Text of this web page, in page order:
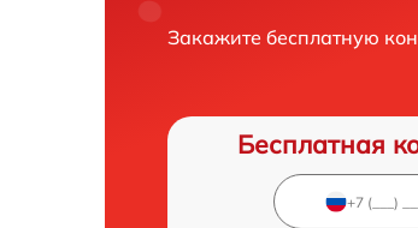
Закажите бесплатную
Бесплатная